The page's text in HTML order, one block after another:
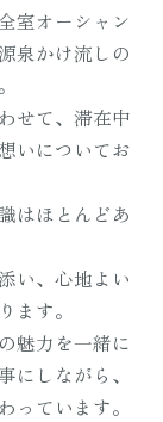
室オーシャン
泉かけ流しの
せて、滞在中
いについてお
はほとんどあ
い、心地よい
ます。
魅力を一緒に
にしながら、
っています。